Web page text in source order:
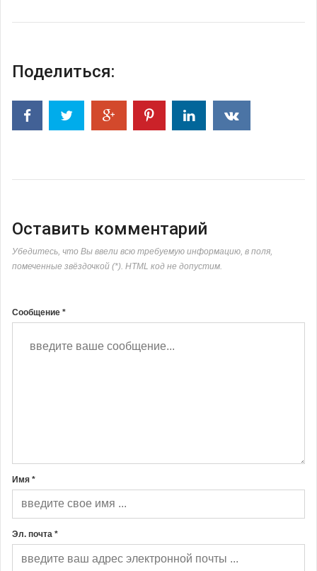
Поделиться:
Оставить комментарий
Убедитесь, что Вы ввели всю требуемую информацию, в поля,
помеченные звёздочкой (*). HTML код не допустим.
Сообщение *
Имя *
Эл. почта *